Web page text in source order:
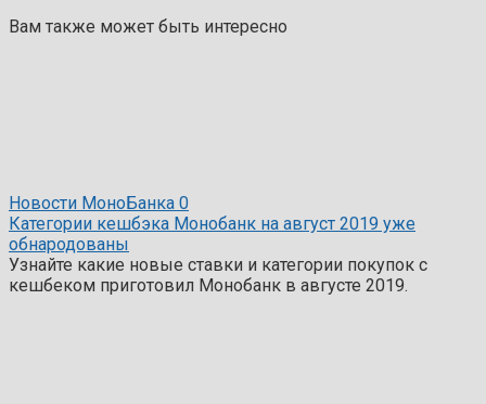
Вам также может быть интересно
Новости МоноБанка 0
Категории кешбэка Монобанк на август 2019 уже
обнародованы
Узнайте какие новые ставки и категории покупок с
кешбеком приготовил Монобанк в августе 2019.